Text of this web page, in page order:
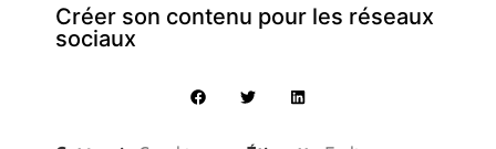
Créer son contenu pour les réseaux
sociaux